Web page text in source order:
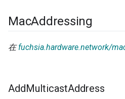
MacAddressing
在fuchsia.hardware.network/
AddMulticastAddress